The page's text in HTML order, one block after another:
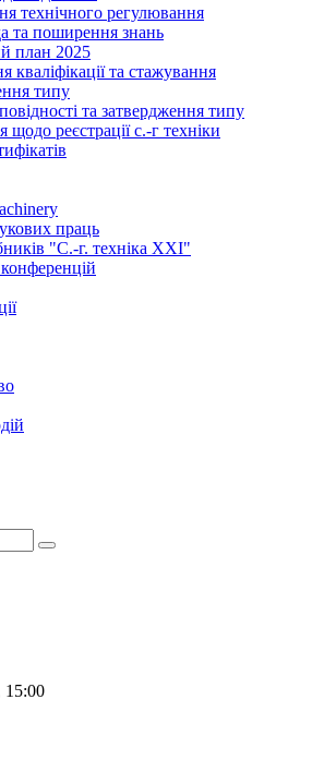
технічного регулювання
та поширення знань
план 2025
кваліфікації та стажування
типу
та затвердження типу
щодо реєстрації с.-г техніки
праць
"С.-г. техніка XXI"
15:00